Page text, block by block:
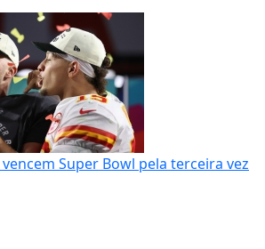
Super Bowl pela terceira vez